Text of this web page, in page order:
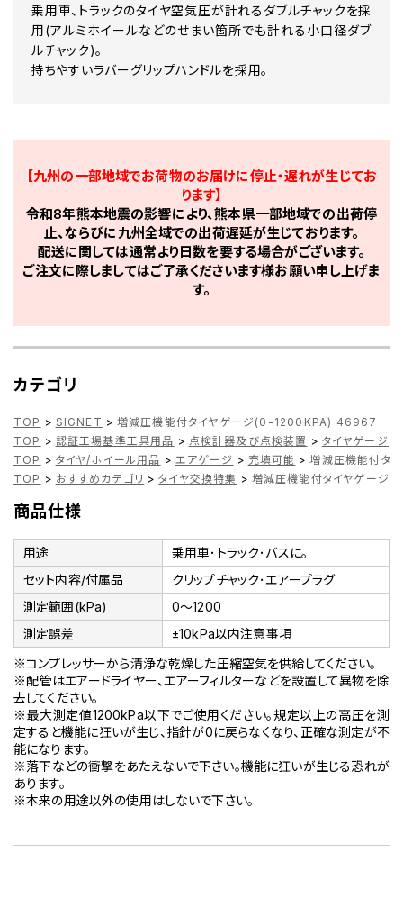
乗用車、トラックのタイヤ空気圧が計れるダブルチャックを採
用(アルミホイールなどのせまい箇所でも計れる小口径ダブ
ルチャック)。
持ちやすいラバーグリップハンドルを採用。
【九州の一部地域でお荷物のお届けに停止・遅れが生じてお
ります】
令和8年熊本地震の影響により、熊本県一部地域での出荷停
止、ならびに九州全域での出荷遅延が生じております。
配送に関しては通常より日数を要する場合がございます。
ご注文に際しましてはご了承くださいます様お願い申し上げま
す。
カテゴリ
TOP > SIGNET > 増減圧機能付タイヤゲージ(0-1200KPA) 46967
TOP > 認証工場基準工具用品 > 点検計器及び点検装置 > タイヤゲージ
TOP > タイヤ/ホイール用品 > エアゲージ > 充填可能 > 増減圧機能付タ
TOP > おすすめカテゴリ > タイヤ交換特集 > 増減圧機能付タイヤゲー
商品仕様
用途
乗用車･トラック･バスに。
セット内容/付属品
クリップチャック･エアープラグ
測定範囲(kPa)
0～1200
測定誤差
±10kPa以内注意事項
※コンプレッサーから清浄な乾燥した圧縮空気を供給してください。
※配管はエアードライヤー、エアーフィルターなどを設置して異物を除
去してください。
※最大測定値1200kPa以下でご使用ください。規定以上の高圧を測
定すると機能に狂いが生じ、指針が0に戻らなくなり、正確な測定が不
能になります。
※落下などの衝撃をあたえないで下さい。機能に狂いが生じる恐れが
あります。
※本来の用途以外の使用はしないで下さい。